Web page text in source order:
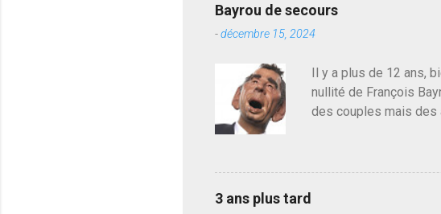
e
r
u
m
m
e
n
r
Bayrou de secours
-décembre 15, 2024
Il y a plus de 12 ans,
nullité de François
des couples mais des
déjà le candidat de
du centre de la
3 ans plus tard